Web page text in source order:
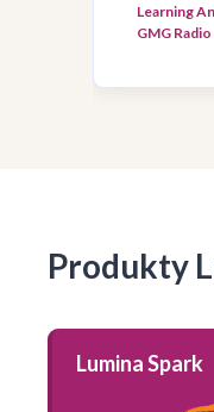
Learning
GMG Radio
Produkty
Lumina Spark